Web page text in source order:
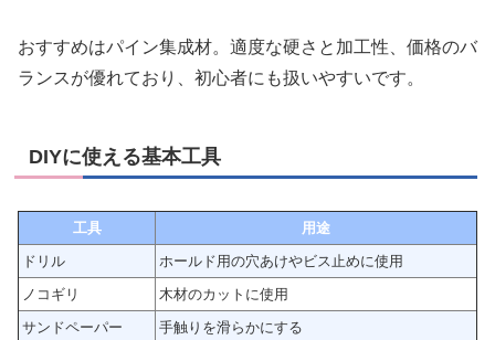
おすすめはパイン集成材。適度な硬さと加工性、価格のバ
ランスが優れており、初心者にも扱いやすいです。
DIYに使える基本工具
工具
用途
ドリル
ホールド用の穴あけやビス止めに使用
ノコギリ
木材のカットに使用
サンドペーパー
手触りを滑らかにする